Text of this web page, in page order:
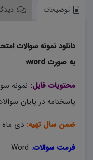
توضیحات
به صورت word؛
محتویات فایل: نمونه
پاسخنامه در پایان
ضمن سال تهیه: دی ماه ۱۴۰۳
فرمت سوالات: